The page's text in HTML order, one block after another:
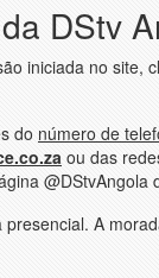
DStv
iniciada no site,
do número de
ou das
@DStvAngola
A